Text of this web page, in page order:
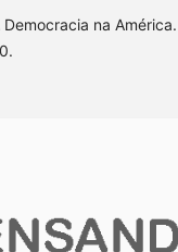
Democracia na